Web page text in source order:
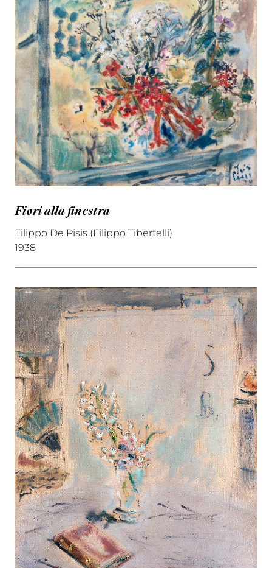
Fiori alla finestra
Filippo De Pisis (Filippo Tibertelli)
1938